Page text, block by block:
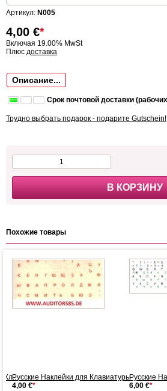
Артикул: N005
4,00 €*
Включая 19.00% MwSt
Плюс доставка
Описание...
Срок почтовой доставки
Трудно выбрать подарок - подарите Gutschein!
В КОРЗИНУ
Похожие товары
Кл...Русские Наклейки для Клавиатуры
4,00 €*
Русские
6,00 €*